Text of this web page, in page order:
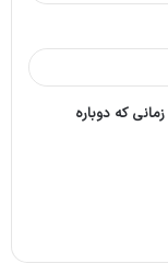
که دوباره